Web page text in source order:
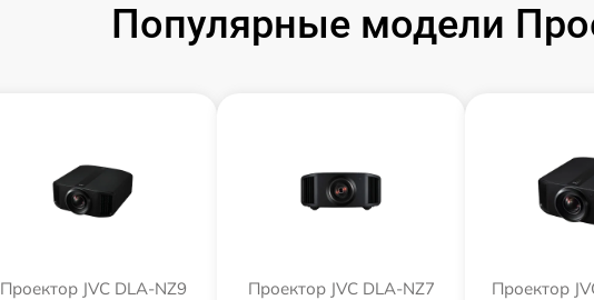
Популярные модели
Проектор JVC DLA-NZ9 Проектор JVC DLA-NZ7 Проектор